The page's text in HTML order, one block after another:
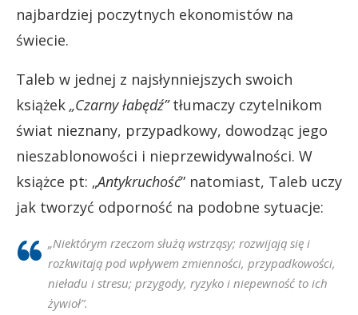
najbardziej poczytnych ekonomistów na
świecie.
Taleb w jednej z najsłynniejszych swoich
książek „Czarny łabędź”tłumaczy czytelnikom
świat nieznany, przypadkowy, dowodząc jego
nieszablonowości i nieprzewidywalności. W
książce pt: „Antykruchość” natomiast, Taleb uczy
jak tworzyć odporność na podobne sytuacje:
„Niektórym rzeczom służą wstrząsy; rozwijają się i
rozkwitają pod wpływem zmienności, przypadkowości,
nieładu i stresu; przygody, ryzyko i niepewność to ich
żywioł”.